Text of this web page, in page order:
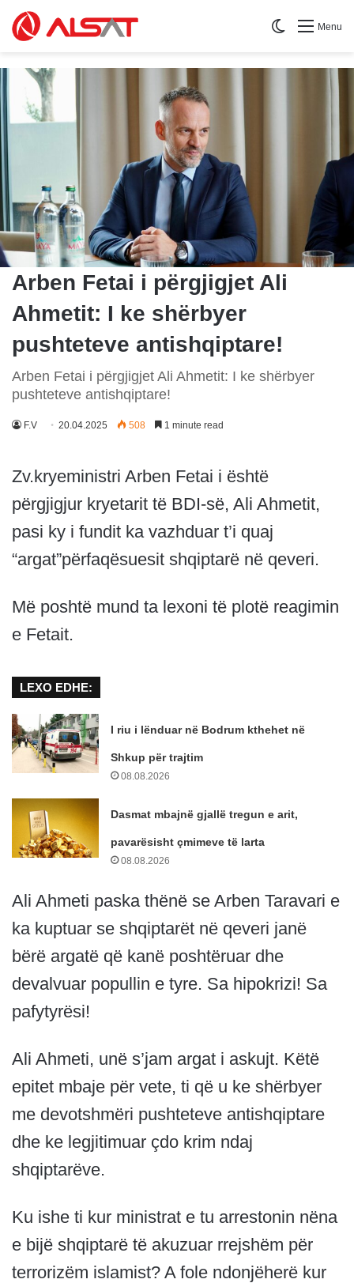
Menu
Switch skin
Arben Fetai i përgjigjet Ali
Ahmetit: I ke shërbyer
pushteteve antishqiptare!
Arben Fetai i përgjigjet Ali Ahmetit: I ke shërbyer
pushteteve antishqiptare!
F.V 20.04.2025 508 1 minute read
Zv.kryeministri Arben Fetai i është
përgjigjur kryetarit të BDI-së, Ali Ahmetit,
pasi ky i fundit ka vazhduar t’i quaj
“argat”përfaqësuesit shqiptarë në qeveri.
Më poshtë mund ta lexoni të plotë reagimin
e Fetait.
LEXO EDHE:
I riu i lënduar në Bodrum kthehet në
Shkup për trajtim
08.08.2026
Dasmat mbajnë gjallë tregun e arit,
pavarësisht çmimeve të larta
08.08.2026
Ali Ahmeti paska thënë se Arben Taravari e
ka kuptuar se shqiptarët në qeveri janë
bërë argatë që kanë poshtëruar dhe
devalvuar popullin e tyre. Sa hipokrizi! Sa
pafytyrësi!
Ali Ahmeti, unë s’jam argat i askujt. Këtë
epitet mbaje për vete, ti që u ke shërbyer
me devotshmëri pushteteve antishqiptare
dhe ke legjitimuar çdo krim ndaj
shqiptarëve.
Ku ishe ti kur ministrat e tu arrestonin nëna
e bijë shqiptarë të akuzuar rrejshëm për
terrorizëm islamist? A fole ndonjëherë kur